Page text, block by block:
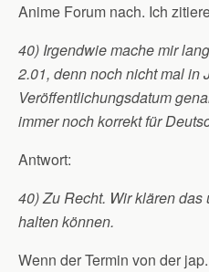
Anime Forum nach. Ich
40) Irgendwie mache mir
2.01, denn noch nicht mal in
Veröffentlichungsdatum
immer noch korrekt für
Antwort:
40) Zu Recht. Wir klären
halten können.
Wenn der Termin von der